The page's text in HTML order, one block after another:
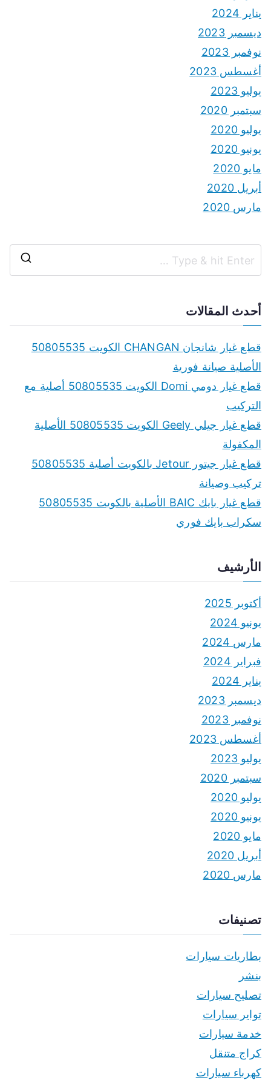
يناير 2024
ديسمبر 2023
نوفمبر 2023
أغسطس 2023
يوليو 2023
سبتمبر 2020
يوليو 2020
يونيو 2020
مايو 2020
أبريل 2020
مارس 2020
r
أحدث المقالات
قطع غيار شانجان CHANGAN الكويت 50805535
الأصلية صيانة فورية
قطع غيار دومي Domi الكويت 50805535 أصلية مع
التركيب
قطع غيار جيلي Geely الكويت 50805535 الأصلية
المكفولة
قطع غيار جيتور Jetour بالكويت أصلية 50805535
تركيب وصيانة
قطع غيار بايك BAIC الأصلية بالكويت 50805535
سكراب بايك فوري
الأرشيف
أكتوبر 2025
يونيو 2024
مارس 2024
فبراير 2024
يناير 2024
ديسمبر 2023
نوفمبر 2023
أغسطس 2023
يوليو 2023
سبتمبر 2020
يوليو 2020
يونيو 2020
مايو 2020
أبريل 2020
مارس 2020
تصنيفات
بطاريات سيارات
بنشر
تصليح سيارات
تواير سيارات
خدمة سيارات
كراج متنقل
كهرباء سيارات